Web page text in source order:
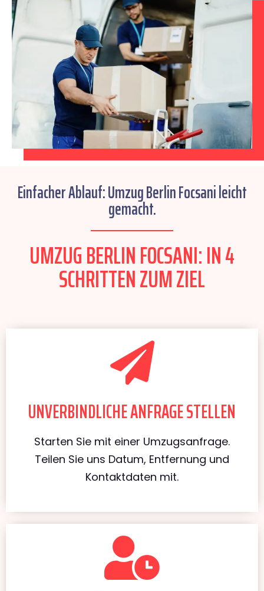
Einfacher Ablauf: Umzug Berlin Focsani leicht
gemacht.
UMZUG BERLIN FOCSANI: IN 4
SCHRITTEN ZUM ZIEL
UNVERBINDLICHE ANFRAGE STELLEN
Starten Sie mit einer Umzugsanfrage.
Teilen Sie uns Datum, Entfernung und
Kontaktdaten mit.